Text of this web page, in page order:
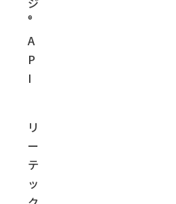
®
A
P
I
リ
ー
テ
ッ